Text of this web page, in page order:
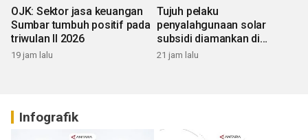
OJK: Sektor jasa keuangan
Sumbar tumbuh positif pada
triwulan II 2026
19 jam lalu
Tujuh pelaku
penyalahgunaan solar
subsidi diamankan di
Sumbar
21 jam lalu
Infografik